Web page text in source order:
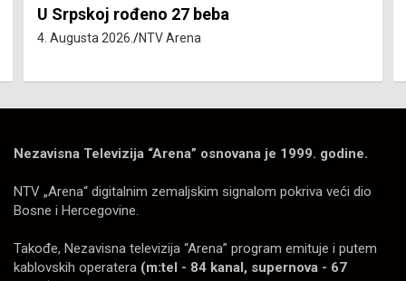
Isključenja vode – utorak 4. avgust
4. Augusta 2026. NTV Arena
Nezavisna Televizija “Arena” osnovana je 1999. godine.
NTV „Arena“ digitalnim zemaljskim signalom pokriva veći dio
Bosne i Hercegovine.
Takođe, Nezavisna televizija “Arena” program emituje i putem
kablovskih operatera (m:tel - 84 kanal, supernova - 67